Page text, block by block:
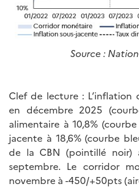
Source:
Clef de lecture : L’inflation
en décembre 2025
alimentaire à 10,8%
jacente à 18,6% (courbe
de la CBN (pointillé noir)
septembre. Le corridor
novembre à -450/+50pts